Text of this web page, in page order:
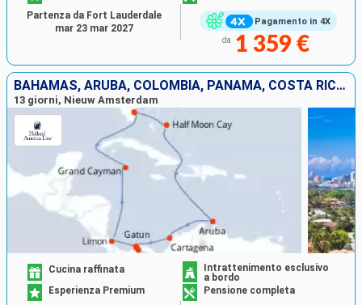
Pagamento in 4X
da 1 359 €
Partenza da Fort Lauderdale
mar 23 mar 2027
BAHAMAS, ARUBA, COLOMBIA, PANAMA, COSTA RICA, ISOLE CAYMAN, STATI UNITI
13 giorni, Nieuw Amsterdam
Cucina raffinata
Intrattenimento esclusivo
a bordo
Esperienza Premium
Pensione completa